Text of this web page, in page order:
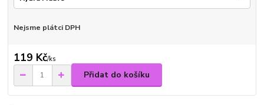
Nejsme plátci DPH
119 Kč/ks
Přidat do košíku